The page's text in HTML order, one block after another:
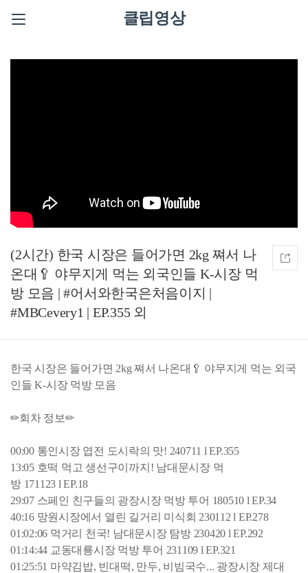
클립영상
(2시간) 한국 시장은 들어가면 2kg 쪄서 나
온대🥄 야무지게 먹는 외국인들 K-시장 먹
방 모음 | #어서와한국은처음이지 |
#MBCevery1 | EP.355 외
한국 시장은 들어가면 2kg 쪄서 나온대🥄 야무지게 먹는 외국
인들 K-시장 먹방 모음
✏회차 정보✏
00:00 통인시장 엽전 도시락의 맛! 240711 l EP.355
13:05 호떡 먹고 생선구이까지! 남대문시장 먹
방 171123 l EP.18
29:07 스페인 친구들의 광장시장 먹방 투어 180510 l EP.34
40:16 망원시장에서 열린 길거리 미식회 230112 l EP.278
01:02:06 먹거리 천국! 남대문시장 탐방 230420 l EP.292
01:14:44 교동대룡시장 먹방 투어 231109 l EP.321
01:25:51 마약김밥, 빈대떡, 만두, 비빔국수... 광장시장 제대